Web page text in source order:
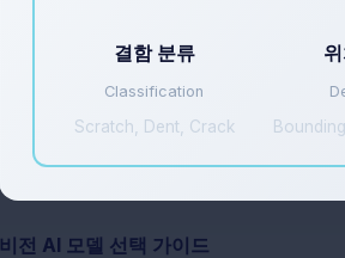
결함 분류
Classification
Scratch, Dent, Crack
비전 AI 모델 선택 가이드